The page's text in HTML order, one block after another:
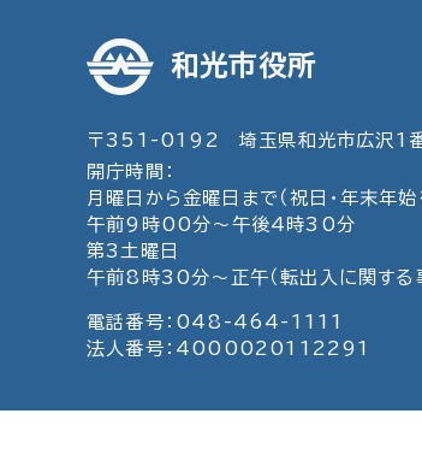
和光市役所
〒351-0192 埼玉県和光市広沢1
開庁時間：
月曜日から金曜日まで（祝日・年末年始
午前9時00分～午後4時30分
第3土曜日
午前8時30分～正午（転出入に関する
電話番号：048-464-1111
法人番号：4000020112291